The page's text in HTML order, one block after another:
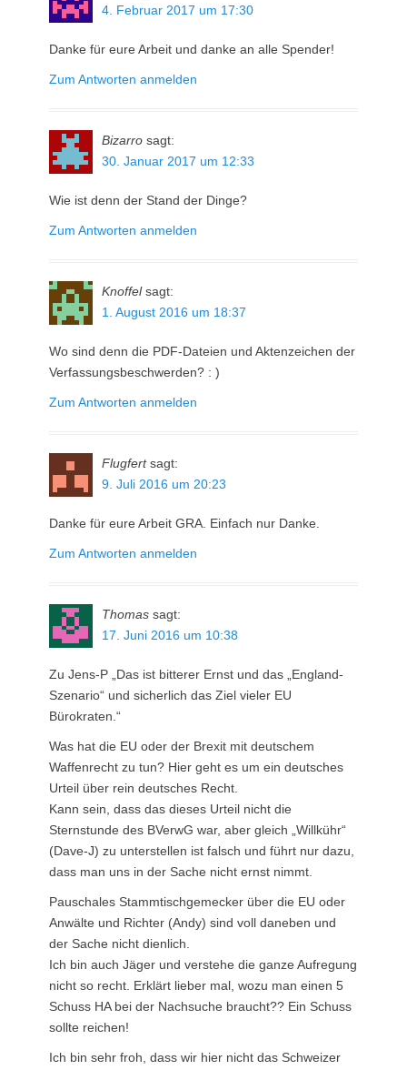
4. Februar 2017 um 17:30
Danke für eure Arbeit und danke an alle Spender!
Zum Antworten anmelden
Bizarro sagt:
30. Januar 2017 um 12:33
Wie ist denn der Stand der Dinge?
Zum Antworten anmelden
Knoffel sagt:
1. August 2016 um 18:37
Wo sind denn die PDF-Dateien und Aktenzeichen der
Verfassungsbeschwerden? : )
Zum Antworten anmelden
Flugfert sagt:
9. Juli 2016 um 20:23
Danke für eure Arbeit GRA. Einfach nur Danke.
Zum Antworten anmelden
Thomas sagt:
17. Juni 2016 um 10:38
Zu Jens-P „Das ist bitterer Ernst und das „England-
Szenario“ und sicherlich das Ziel vieler EU
Bürokraten.“
Was hat die EU oder der Brexit mit deutschem
Waffenrecht zu tun? Hier geht es um ein deutsches
Urteil über rein deutsches Recht.
Kann sein, dass das dieses Urteil nicht die
Sternstunde des BVerwG war, aber gleich „Willkühr“
(Dave-J) zu unterstellen ist falsch und führt nur dazu,
dass man uns in der Sache nicht ernst nimmt.
Pauschales Stammtischgemecker über die EU oder
Anwälte und Richter (Andy) sind voll daneben und
der Sache nicht dienlich.
Ich bin auch Jäger und verstehe die ganze Aufregung
nicht so recht. Erklärt lieber mal, wozu man einen 5
Schuss HA bei der Nachsuche braucht?? Ein Schuss
sollte reichen!
Ich bin sehr froh, dass wir hier nicht das Schweizer